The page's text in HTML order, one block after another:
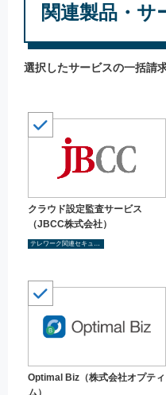
関連製品・サ
選択したサービスの一括請
クラウド設定監査サービス
（JBCC株式会社）
テレワーク関連セキュリティ
Optimal Biz（株式会社オプティ
ム）